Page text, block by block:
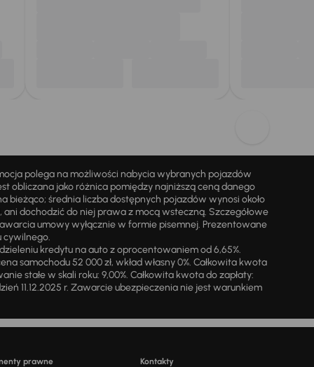
polega na możliwości nabycia wybranych pojazdów
obliczana jako różnica pomiędzy najniższą ceną danego
bieżąco; średnia liczba dostępnych pojazdów wynosi około
dochodzić do niej prawa z mocą wsteczną. Szczegółowe
umowy wyłącznie w formie pisemnej. Prezentowane
cywilnego.
kredytu na auto z oprocentowaniem od 6,65%.
samochodu 52 000 zł, wkład własny 0%. Całkowita kwota
stałe w skali roku: 9,00%. Całkowita kwota do zapłaty:
11.12.2025 r. Zawarcie ubezpieczenia nie jest warunkiem
prawne Kontakty